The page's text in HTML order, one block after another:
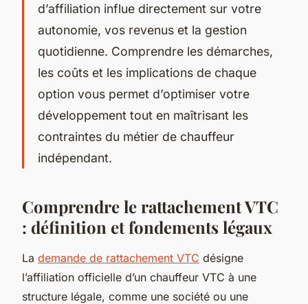
d’affiliation influe directement sur votre
autonomie, vos revenus et la gestion
quotidienne. Comprendre les démarches,
les coûts et les implications de chaque
option vous permet d’optimiser votre
développement tout en maîtrisant les
contraintes du métier de chauffeur
indépendant.
Comprendre le rattachement VTC
: définition et fondements légaux
La demande de rattachement VTC désigne
l’affiliation officielle d’un chauffeur VTC à une
structure légale, comme une société ou une